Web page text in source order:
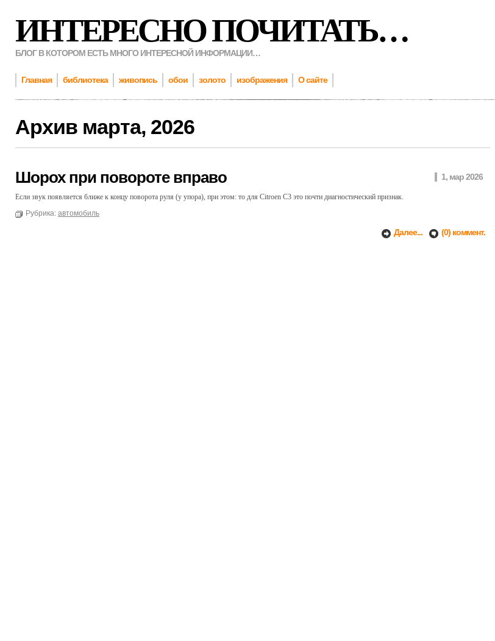
ИНТЕРЕСНО ПОЧИТАТЬ…
БЛОГ В КОТОРОМ ЕСТЬ МНОГО ИНТЕРЕСНОЙ ИНФОРМАЦИИ…
Главная библиотека живопись обои золото изображения О сайте
Архив марта, 2026
Шорох при повороте вправо 1, мар 2026
Если звук появляется ближе к концу поворота руля (у упора), при этом: то для Citroen C3 это почти диагностический признак.
Рубрика: автомобиль
Далее... (0) коммент.